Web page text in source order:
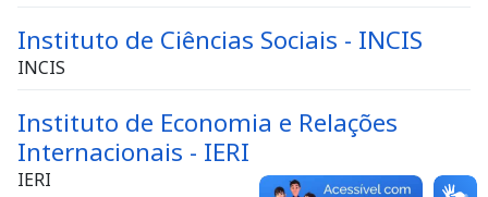
Instituto de Ciências Sociais - INCIS
INCIS
Instituto de Economia e Relações
Internacionais - IERI
IERI